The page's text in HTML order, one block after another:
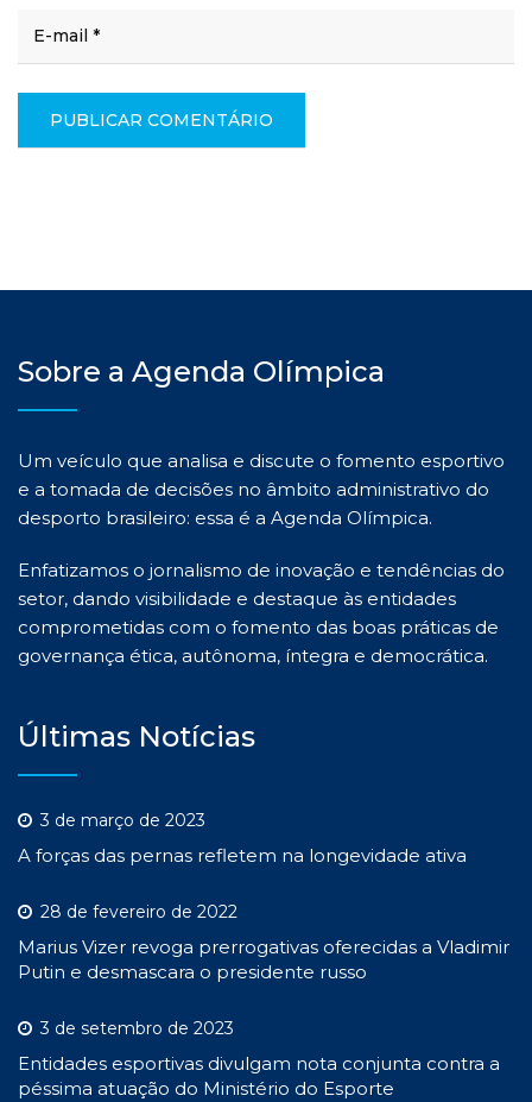
Sobre a Agenda Olímpica
Um veículo que analisa e discute o fomento esportivo
e a tomada de decisões no âmbito administrativo do
desporto brasileiro: essa é a Agenda Olímpica.
Enfatizamos o jornalismo de inovação e tendências do
setor, dando visibilidade e destaque às entidades
comprometidas com o fomento das boas práticas de
governança ética, autônoma, íntegra e democrática.
Últimas Notícias
3 de março de 2023
A forças das pernas refletem na longevidade ativa
28 de fevereiro de 2022
Marius Vizer revoga prerrogativas oferecidas a Vladimir
Putin e desmascara o presidente russo
3 de setembro de 2023
Entidades esportivas divulgam nota conjunta contra a
péssima atuação do Ministério do Esporte